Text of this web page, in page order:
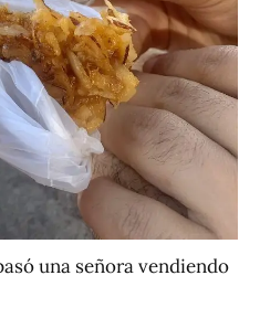
una señora vendiendo